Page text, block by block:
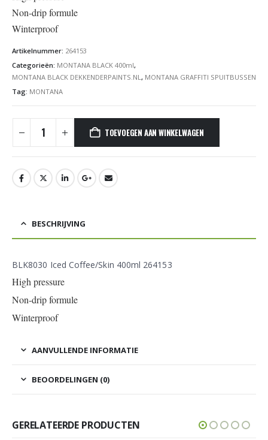
Non-drip formule
Winterproof
Artikelnummer: 264153
Categorieën: MONTANA BLACK 400ml,
MONTANA BLACK DEKKENDERPAINTS.NL , MONTANA GRAFFITI SPUITBUSSEN
Tag: MONTANA
TOEVOEGEN AAN WINKELWAGEN
BESCHRIJVING
BLK8030 Iced Coffee/Skin 400ml 264153
High pressure
Non-drip formule
Winterproof
AANVULLENDE INFORMATIE
BEOORDELINGEN (0)
GERELATEERDE PRODUCTEN